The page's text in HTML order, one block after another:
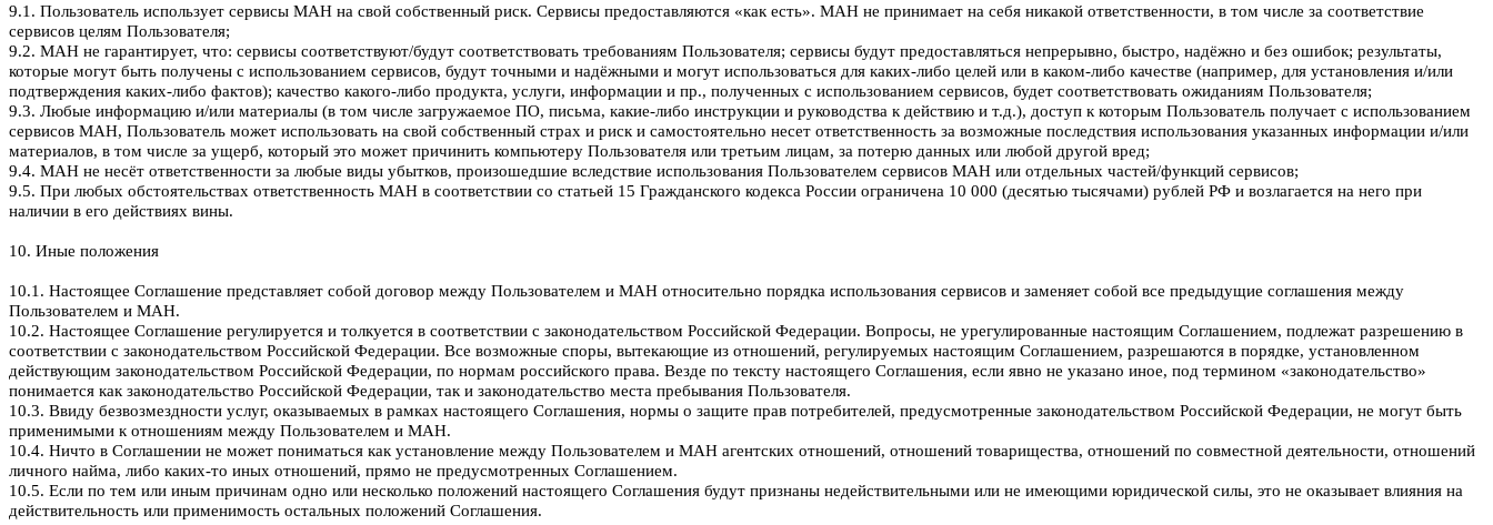
9.1. Пользователь использует сервисы МАН на свой собственный риск. Сервисы предоставляются «как есть». МАН не принимает на себя никакой ответственности, в том числе за соответствие
сервисов целям Пользователя;
9.2. МАН не гарантирует, что: сервисы соответствуют/будут соответствовать требованиям Пользователя; сервисы будут предоставляться непрерывно, быстро, надёжно и без ошибок; результаты,
которые могут быть получены с использованием сервисов, будут точными и надёжными и могут использоваться для каких-либо целей или в каком-либо качестве (например, для установления и/или
подтверждения каких-либо фактов); качество какого-либо продукта, услуги, информации и пр., полученных с использованием сервисов, будет соответствовать ожиданиям Пользователя;
9.3. Любые информацию и/или материалы (в том числе загружаемое ПО, письма, какие-либо инструкции и руководства к действию и т.д.), доступ к которым Пользователь получает с использованием
сервисов МАН, Пользователь может использовать на свой собственный страх и риск и самостоятельно несет ответственность за возможные последствия использования указанных информации и/или
материалов, в том числе за ущерб, который это может причинить компьютеру Пользователя или третьим лицам, за потерю данных или любой другой вред;
9.4. МАН не несёт ответственности за любые виды убытков, произошедшие вследствие использования Пользователем сервисов МАН или отдельных частей/функций сервисов;
9.5. При любых обстоятельствах ответственность МАН в соответствии со статьей 15 Гражданского кодекса России ограничена 10 000 (десятью тысячами) рублей РФ и возлагается на него при
наличии в его действиях вины.
10. Иные положения
10.1. Настоящее Соглашение представляет собой договор между Пользователем и МАН относительно порядка использования сервисов и заменяет собой все предыдущие соглашения между
Пользователем и МАН.
10.2. Настоящее Соглашение регулируется и толкуется в соответствии с законодательством Российской Федерации. Вопросы, не урегулированные настоящим Соглашением, подлежат разрешению в
соответствии с законодательством Российской Федерации. Все возможные споры, вытекающие из отношений, регулируемых настоящим Соглашением, разрешаются в порядке, установленном
действующим законодательством Российской Федерации, по нормам российского права. Везде по тексту настоящего Соглашения, если явно не указано иное, под термином «законодательство»
понимается как законодательство Российской Федерации, так и законодательство места пребывания Пользователя.
10.3. Ввиду безвозмездности услуг, оказываемых в рамках настоящего Соглашения, нормы о защите прав потребителей, предусмотренные законодательством Российской Федерации, не могут быть
применимыми к отношениям между Пользователем и МАН.
10.4. Ничто в Соглашении не может пониматься как установление между Пользователем и МАН агентских отношений, отношений товарищества, отношений по совместной деятельности, отношений
личного найма, либо каких-то иных отношений, прямо не предусмотренных Соглашением.
10.5. Если по тем или иным причинам одно или несколько положений настоящего Соглашения будут признаны недействительными или не имеющими юридической силы, это не оказывает влияния на
действительность или применимость остальных положений Соглашения.